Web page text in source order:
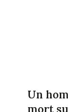
Un